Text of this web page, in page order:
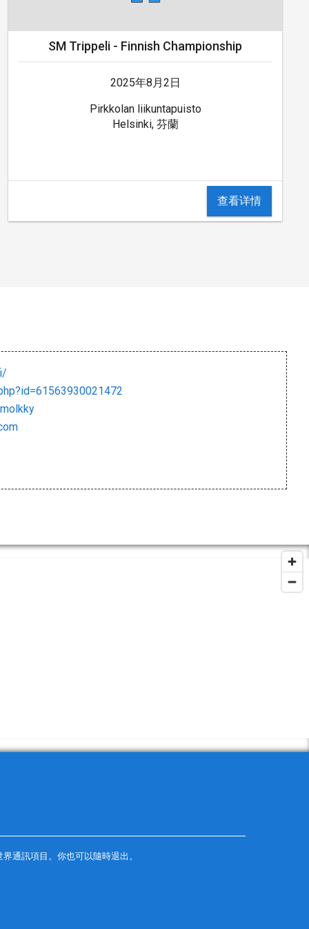
SM Trippeli - Finnish Championship
2025年8月2日
Pirkkolan liikuntapuisto
Helsinki, 芬蘭
查看详情
通訊項目。你也可以隨時退出。